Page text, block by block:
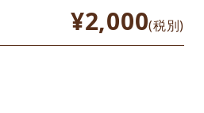
¥2,000(税別)